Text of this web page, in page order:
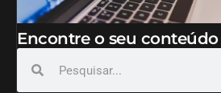
Encontre o seu conteúdo